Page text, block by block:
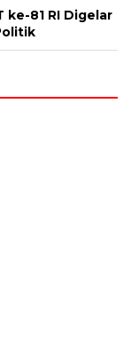
ke-81 RI Digelar